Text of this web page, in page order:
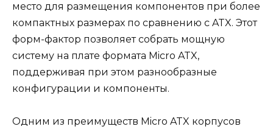
место для размещения компонентов при более
компактных размерах по сравнению с ATX. Этот
форм-фактор позволяет собрать мощную
систему на плате формата Micro ATX,
поддерживая при этом разнообразные
конфигурации и компоненты.
Одним из преимуществ Micro ATX корпусов